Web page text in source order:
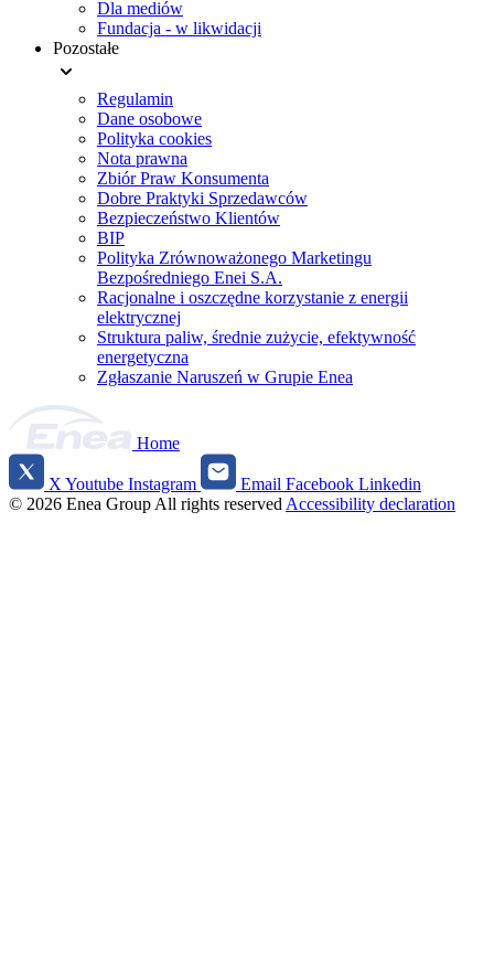
Dla mediów
Fundacja - w likwidacji
Pozostałe
Regulamin
Dane osobowe
Polityka cookies
Nota prawna
Zbiór Praw Konsumenta
Dobre Praktyki Sprzedawców
Bezpieczeństwo Klientów
BIP
Polityka Zrównoważonego Marketingu
Bezpośredniego Enei S.A.
Racjonalne i oszczędne korzystanie z energii
elektrycznej
Struktura paliw, średnie zużycie, efektywność
energetyczna
Zgłaszanie Naruszeń w Grupie Enea
Home
Social
media
X Youtube Instagram Email Facebook Linkedin
© 2026 Enea Group All rights reserved Accessibility declaration